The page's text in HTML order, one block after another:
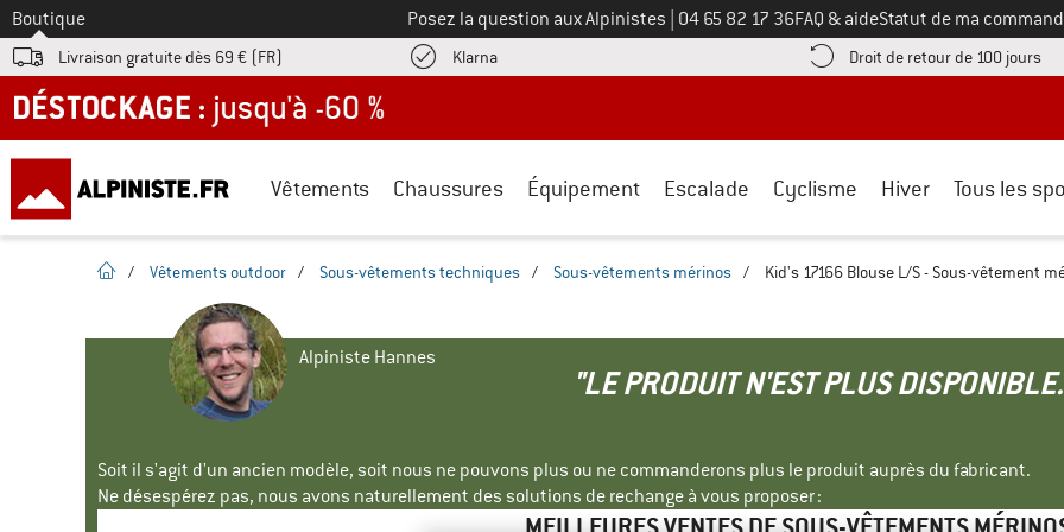
Vers le
Boutique Posez la question aux Alpinistes Appelez-nous au
04 65 82 17 36FAQ & aideStatut de ma
Livraison gratuite dès 69 € (FR) KlarnaTrouve les informations de paiement ici ! Ouvre une boîte d'information
Droit de retour de 100 jours
DÉSTOCKAGE : jusqu'à -60 %
Vêtements Chaussures Équipement Escalade Cyclisme Hiver Tous les
Page d'accueil
/ Vêtements outdoor / Sous-vêtements techniques / Sous-vêtements mérinos / Kid's 17166 Blouse L/S - Sous-vêtement
Alpiniste Hannes
"LE PRODUIT N'EST PLUS
Soit il s'agit d'un ancien modèle, soit nous ne pouvons plus ou ne commanderons plus le produit auprès du fabricant.
Ne désespérez pas, nous avons naturellement des solutions de rechange à vous proposer :